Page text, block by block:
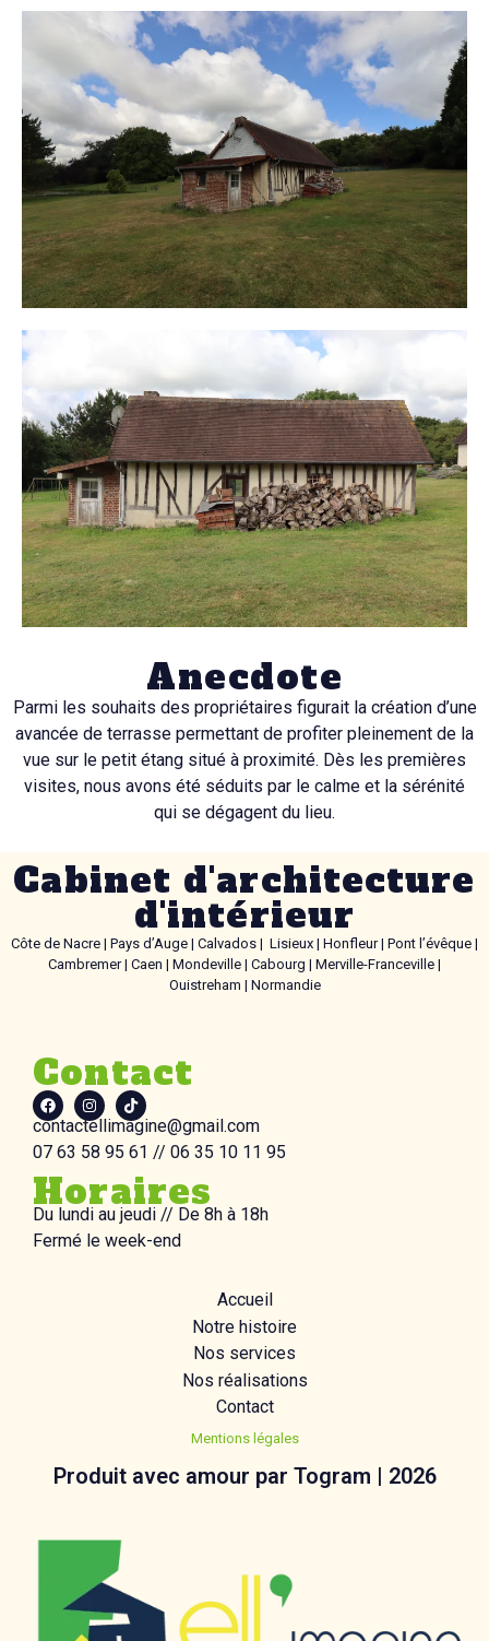
Anecdote
Parmi les souhaits des propriétaires figurait la création d’une
avancée de terrasse permettant de profiter pleinement de la
vue sur le petit étang situé à proximité. Dès les premières
visites, nous avons été séduits par le calme et la sérénité
qui se dégagent du lieu.
Cabinet d'architecture
d'intérieur
Côte de Nacre | Pays d’Auge | Calvados | Lisieux | Honfleur | Pont l’évêque |
Cambremer | Caen | Mondeville | Cabourg | Merville-Franceville |
Ouistreham | Normandie
Contact
contactellimagine@gmail.com
07 63 58 95 61 // 06 35 10 11 95
Horaires
Du lundi au jeudi // De 8h à 18h
Fermé le week-end
Accueil
Notre histoire
Nos services
Nos réalisations
Contact
Mentions légales
Produit avec amour par Togram | 2026